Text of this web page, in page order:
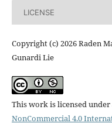
LICENSE
Copyright (c) 2026 Raden
Gunardi Lie
This work is licensed under
NonCommercial 4.0